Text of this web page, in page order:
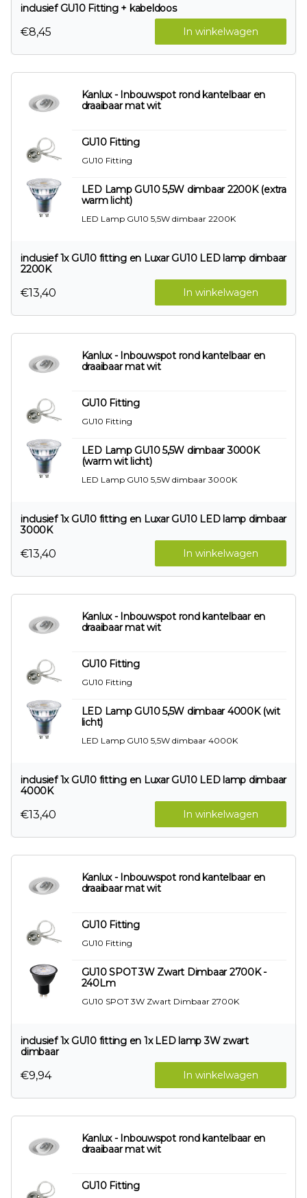
inclusief GU10 Fitting + kabeldoos
In winkelwagen
€8,45
Kanlux - Inbouwspot rond kantelbaar en
draaibaar mat wit
GU10 Fitting
GU10 Fitting
LED Lamp GU10 5,5W dimbaar 2200K (extra
warm licht)
LED Lamp GU10 5,5W dimbaar 2200K
inclusief 1x GU10 fitting en Luxar GU10 LED lamp dimbaar
2200K
In winkelwagen
€13,40
Kanlux - Inbouwspot rond kantelbaar en
draaibaar mat wit
GU10 Fitting
GU10 Fitting
LED Lamp GU10 5,5W dimbaar 3000K
(warm wit licht)
LED Lamp GU10 5,5W dimbaar 3000K
inclusief 1x GU10 fitting en Luxar GU10 LED lamp dimbaar
3000K
In winkelwagen
€13,40
Kanlux - Inbouwspot rond kantelbaar en
draaibaar mat wit
GU10 Fitting
GU10 Fitting
LED Lamp GU10 5,5W dimbaar 4000K (wit
licht)
LED Lamp GU10 5,5W dimbaar 4000K
inclusief 1x GU10 fitting en Luxar GU10 LED lamp dimbaar
4000K
In winkelwagen
€13,40
Kanlux - Inbouwspot rond kantelbaar en
draaibaar mat wit
GU10 Fitting
GU10 Fitting
GU10 SPOT 3W Zwart Dimbaar 2700K -
240Lm
GU10 SPOT 3W Zwart Dimbaar 2700K
inclusief 1x GU10 fitting en 1x LED lamp 3W zwart
dimbaar
In winkelwagen
€9,94
Kanlux - Inbouwspot rond kantelbaar en
draaibaar mat wit
GU10 Fitting